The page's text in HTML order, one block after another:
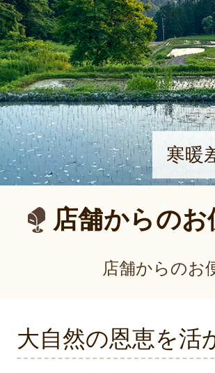
寒暖
店舗からのお
店舗からのお
大自然の恩恵を活